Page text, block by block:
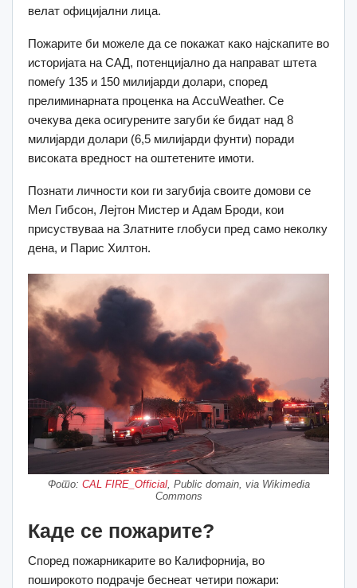
велат официјални лица.
Пожарите би можеле да се покажат како најскапите во
историјата на САД, потенцијално да направат штета
помеѓу 135 и 150 милијарди долари, според
прелиминарната проценка на AccuWeather. Се
очекува дека осигурените загуби ќе бидат над 8
милијарди долари (6,5 милијарди фунти) поради
високата вредност на оштетените имоти.
Познати личности кои ги загубија своите домови се
Мел Гибсон, Лејтон Мистер и Адам Броди, кои
присуствуваа на Златните глобуси пред само неколку
дена, и Парис Хилтон.
Фото: CAL FIRE_Official, Public domain, via Wikimedia
Commons
Каде се пожарите?
Според пожарникарите во Калифорнија, во
поширокото подрачје беснеат четири пожари: